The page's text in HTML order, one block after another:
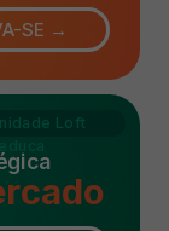
SE →
Loft